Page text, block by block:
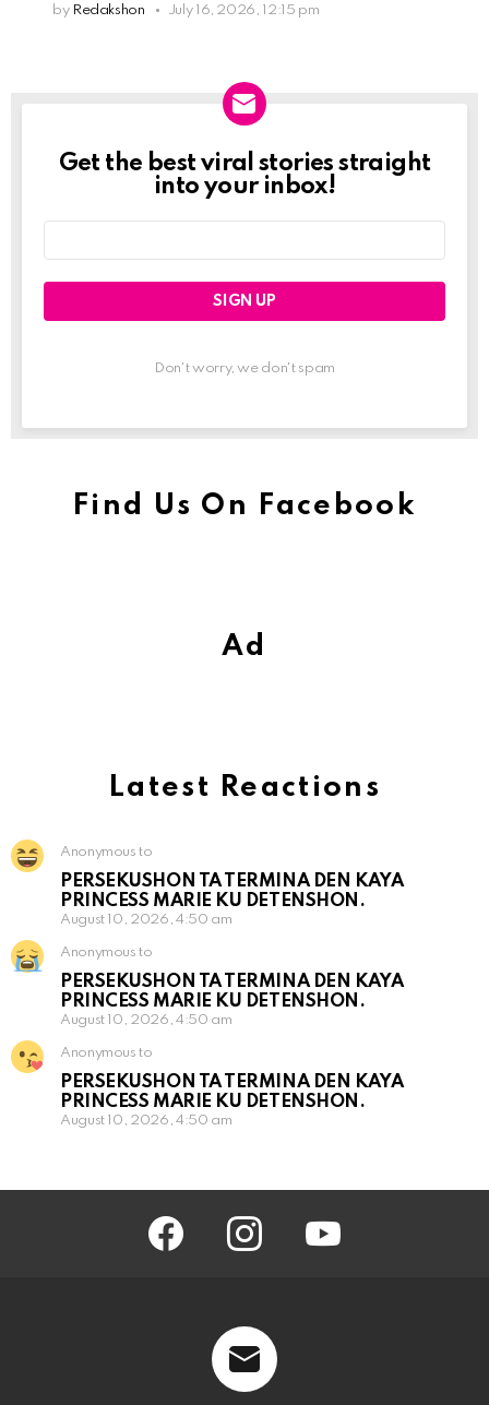
by Redakshon July 16, 2026, 12:15 pm
Newslett
Get the best viral stories straight
into your inbox!
Don't worry, we don't spam
Find Us On Facebook
Ad
Latest Reactions
Anonymous to
PERSEKUSHON TA TERMINA DEN KAYA
PRINCESS MARIE KU DETENSHON.
August 10, 2026, 4:50 am
Anonymous to
PERSEKUSHON TA TERMINA DEN KAYA
PRINCESS MARIE KU DETENSHON.
August 10, 2026, 4:50 am
Anonymous to
PERSEKUSHON TA TERMINA DEN KAYA
PRINCESS MARIE KU DETENSHON.
August 10, 2026, 4:50 am
facebook instagram